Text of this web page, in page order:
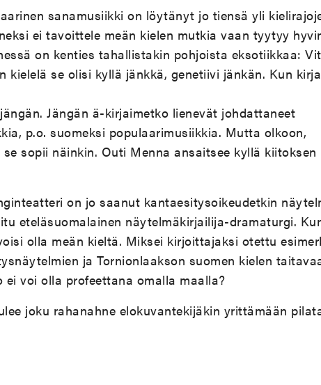
sanamusiikki on löytänyt jo tiensä yli
ei tavoittele meän kielen mutkia vaan tyytyy
on kenties tahallistakin pohjoista eksotiikkaa:
kielelä se olisi kyllä jänkkä, genetiivi jänkän. Kun
Jängän ä-kirjaimetko lienevät johdattaneet
p.o. suomeksi populaarimusiikkia. Mutta olkoon,
sopii näinkin. Outi Menna ansaitsee kyllä kiitoksen
on jo saanut kantaesitysoikeudetkin
eteläsuomalainen näytelmäkirjailija-dramaturgi.
olla meän kieltä. Miksei kirjoittajaksi otettu
ja Tornionlaakson suomen kielen
ei voi olla profeettana omalla maalla?
joku rahanahne elokuvantekijäkin yrittämään